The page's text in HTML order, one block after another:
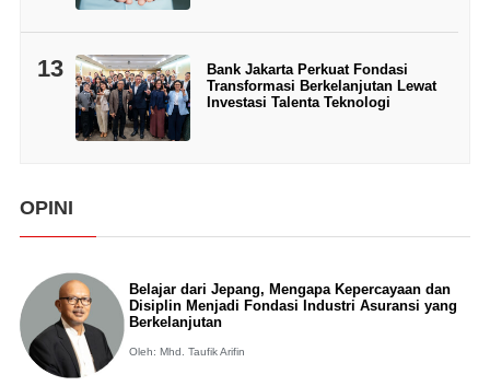
13
Bank Jakarta Perkuat Fondasi
Transformasi Berkelanjutan Lewat
Investasi Talenta Teknologi
OPINI
Belajar dari Jepang, Mengapa Kepercayaan dan
Disiplin Menjadi Fondasi Industri Asuransi yang
Berkelanjutan
Oleh: Mhd. Taufik Arifin